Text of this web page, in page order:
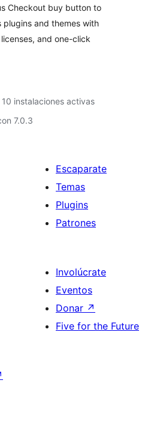
Checkout buy button to
plugins and themes with
and one-click
instalaciones activas
7.0.3
Escaparate
Temas
Plugins
Patrones
Involúcrate
Eventos
Donar ↗
Five for the Future